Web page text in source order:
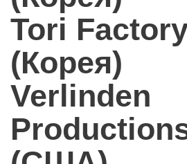
Tori
(Корея)
Verlinden